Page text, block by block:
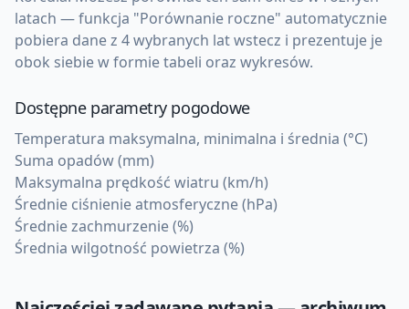
latach — funkcja "Porównanie roczne" automatycznie
pobiera dane z 4 wybranych lat wstecz i prezentuje je
obok siebie w formie tabeli oraz wykresów.
Dostępne parametry pogodowe
Temperatura maksymalna, minimalna i średnia (°C)
Suma opadów (mm)
Maksymalna prędkość wiatru (km/h)
Średnie ciśnienie atmosferyczne (hPa)
Średnie zachmurzenie (%)
Średnia wilgotność powietrza (%)